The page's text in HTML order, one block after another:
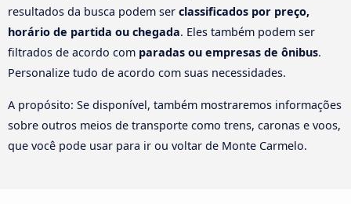
resultados da busca podem ser classificados por preço,
horário de partida ou chegada. Eles também podem ser
filtrados de acordo com paradas ou empresas de ônibus.
Personalize tudo de acordo com suas necessidades.
A propósito: Se disponível, também mostraremos informações
sobre outros meios de transporte como trens, caronas e voos,
que você pode usar para ir ou voltar de Monte Carmelo.